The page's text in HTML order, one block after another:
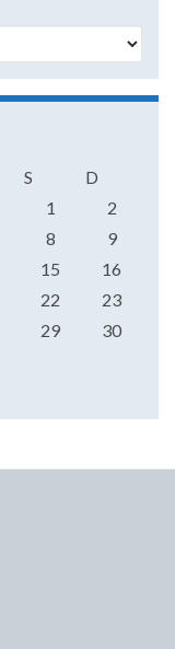
S
D
1
2
8
9
15
16
22
23
29
30